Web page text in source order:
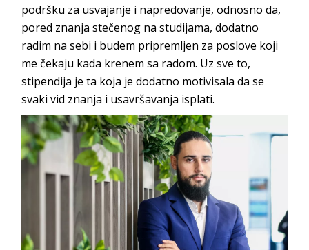
podršku za usvajanje i napredovanje, odnosno da,
pored znanja stečenog na studijama, dodatno
radim na sebi i budem pripremljen za poslove koji
me čekaju kada krenem sa radom. Uz sve to,
stipendija je ta koja je dodatno motivisala da se
svaki vid znanja i usavršavanja isplati.